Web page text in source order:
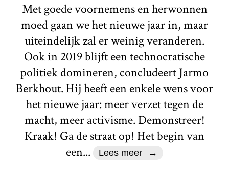
Met goede voornemens en herwonnen
moed gaan we het nieuwe jaar in, maar
uiteindelijk zal er weinig veranderen.
Ook in 2019 blijft een technocratische
politiek domineren, concludeert Jarmo
Berkhout. Hij heeft een enkele wens voor
het nieuwe jaar: meer verzet tegen de
macht, meer activisme. Demonstreer!
Kraak! Ga de straat op! Het begin van
een...
Lees meer